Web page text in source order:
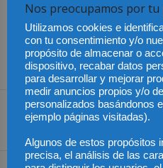
creación del seguro social como
de sistema de pensiones de
capitalización individual ahora
institucionalidad para mitigar
Nos preocupamos por tu
Utilizamos cookies e
con tu consentimiento y/o
propósito de almacenar o
dispositivo, recabar datos
para desarrollar y mejorar
medir anuncios propios y/o
personalizados basándonos
ejemplo páginas visitadas).
Algunos de estos propósitos
precisa, el análisis de las